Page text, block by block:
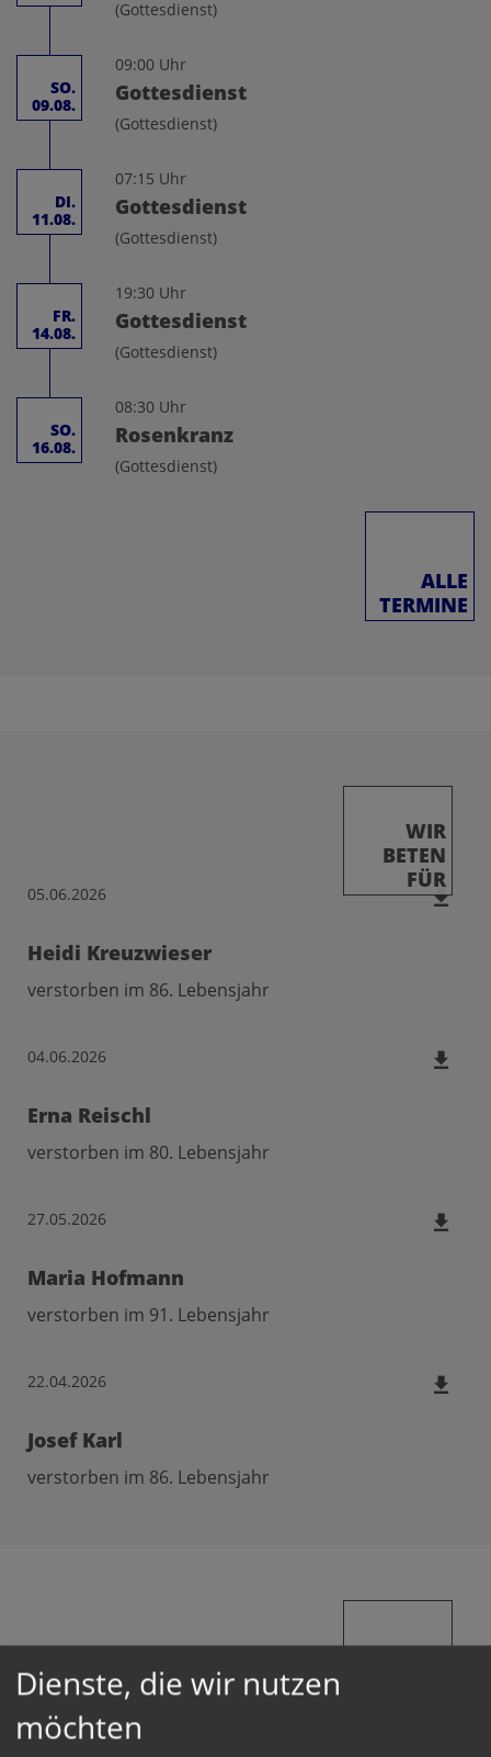
(Gottesdienst)
SO.
09.08.
09:00 Uhr
Gottesdienst
(Gottesdienst)
DI.
11.08.
07:15 Uhr
Gottesdienst
(Gottesdienst)
FR.
14.08.
19:30 Uhr
Gottesdienst
(Gottesdienst)
SO.
16.08.
08:30 Uhr
Rosenkranz
(Gottesdienst)
ALLE
TERMINE
WIR
BETEN
FÜR
05.06.2026
Heidi Kreuzwieser
verstorben im 86. Lebensjahr
04.06.2026
Erna Reischl
verstorben im 80. Lebensjahr
27.05.2026
Maria Hofmann
verstorben im 91. Lebensjahr
22.04.2026
Josef Karl
verstorben im 86. Lebensjahr
Dienste, die wir nutzen
möchten